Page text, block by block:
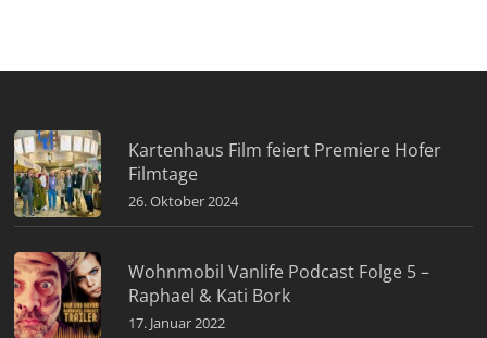
Kartenhaus Film feiert Premiere Hofer
Filmtage
26. Oktober 2024
Wohnmobil Vanlife Podcast Folge 5 –
Raphael & Kati Bork
17. Januar 2022